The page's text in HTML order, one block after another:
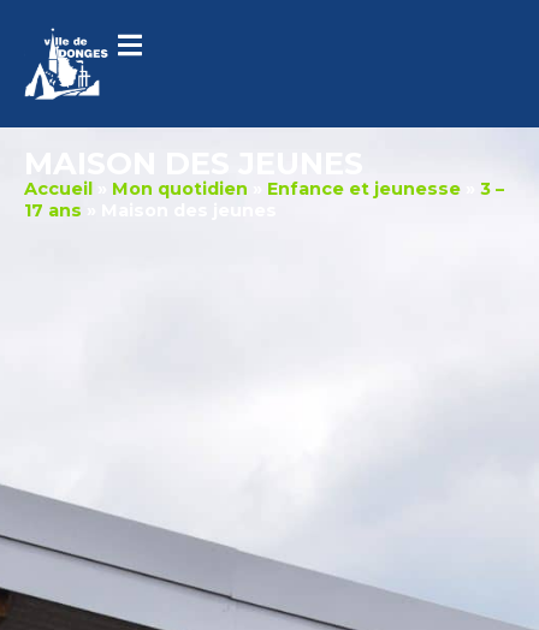
Accueil Mon quotidien Enfance et jeunesse
3 –
17 ans